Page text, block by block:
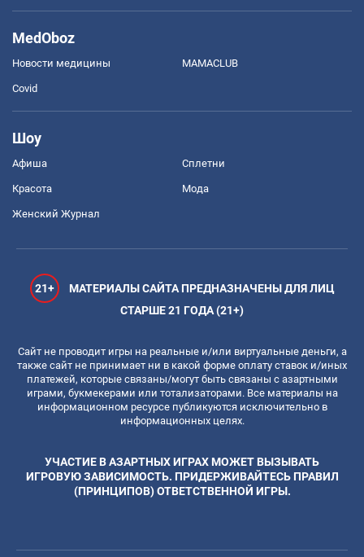
MedOboz
Новости медицины MAMACLUB
Covid
Шоу
Афиша Сплетни
Красота Мода
Женский Журнал
21+
МАТЕРИАЛЫ САЙТА ПРЕДНАЗНАЧЕНЫ ДЛЯ ЛИЦ
СТАРШЕ 21 ГОДА (21+)
Сайт не проводит игры на реальные и/или виртуальные деньги, а
также сайт не принимает ни в какой форме оплату ставок и/иных
платежей, которые связаны/могут быть связаны с азартными
играми, букмекерами или тотализаторами. Все материалы на
информационном ресурсе публикуются исключительно в
информационных целях.
УЧАСТИЕ В АЗАРТНЫХ ИГРАХ МОЖЕТ ВЫЗЫВАТЬ
ИГРОВУЮ ЗАВИСИМОСТЬ. ПРИДЕРЖИВАЙТЕСЬ ПРАВИЛ
(ПРИНЦИПОВ) ОТВЕТСТВЕННОЙ ИГРЫ.